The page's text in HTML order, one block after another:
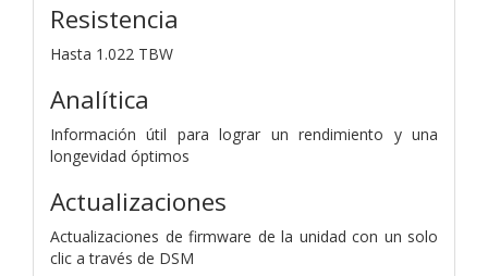
Resistencia
Hasta 1.022 TBW
Analítica
Información útil para lograr un rendimiento y una
longevidad óptimos
Actualizaciones
Actualizaciones de firmware de la unidad con un solo
clic a través de DSM